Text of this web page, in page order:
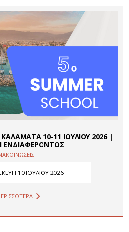
ΚΑΛΑΜΑΤΑ 10-11 ΙΟΥΛΙΟΥ 2026 |
ΕΝΔΙΑΦΕΡΟΝΤΟΣ
10 ΙΟΥΛΙΟΥ 2026